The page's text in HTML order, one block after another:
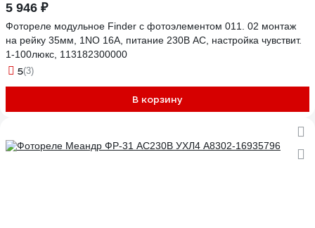
5 946 ₽
Фотореле модульное Finder с фотоэлементом 011. 02 монтаж
на рейку 35мм, 1NO 16A, питание 230В АC, настройка чувствит.
1-100люкс, 113182300000
5(3)
В корзину